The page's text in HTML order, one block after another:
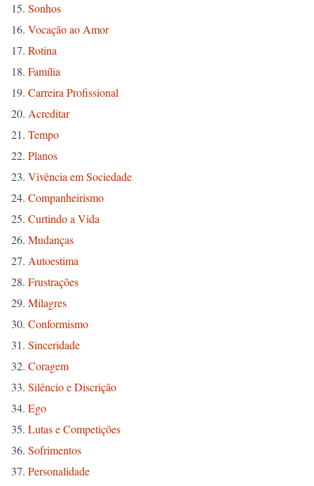
Sonhos
Vocação ao Amor
Rotina
Família
Carreira Profissional
Acreditar
Tempo
Planos
Vivência em Sociedade
Companheirismo
Curtindo a Vida
Mudanças
Autoestima
Frustrações
Milagres
Conformismo
Sinceridade
Coragem
Silêncio e Discrição
Ego
Lutas e Competições
Sofrimentos
Personalidade